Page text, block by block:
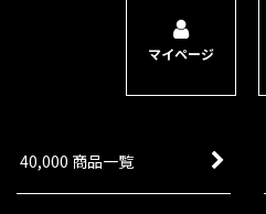
マイページ
40,000 商品一覧